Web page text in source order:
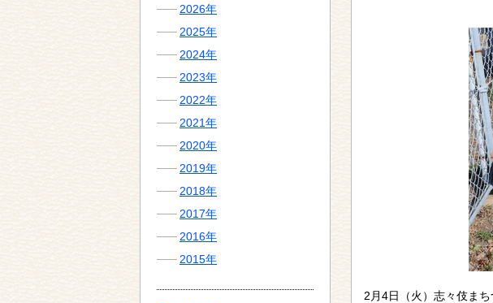
2月4日（火）志々伎ま
2026年
2025年
2024年
2023年
2022年
2021年
2020年
2019年
2018年
2017年
2016年
2015年